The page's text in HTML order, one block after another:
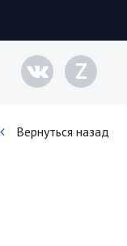
Z
Вернуться назад